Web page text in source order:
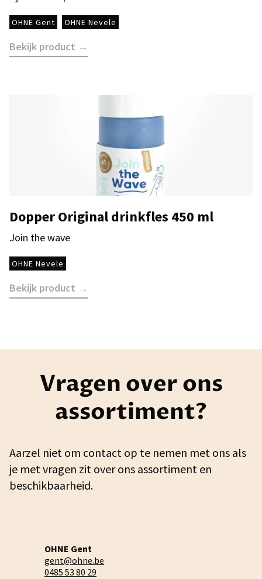
OHNE Gent OHNE Nevele
Bekijk product →
Dopper Original drinkfles 450 ml
Join the wave
OHNE Nevele
Bekijk product →
Vragen over ons
assortiment?
Aarzel niet om contact op te nemen met ons als
je met vragen zit over ons assortiment en
beschikbaarheid.
OHNE Gent
gent@ohne.be
0485 53 80 29